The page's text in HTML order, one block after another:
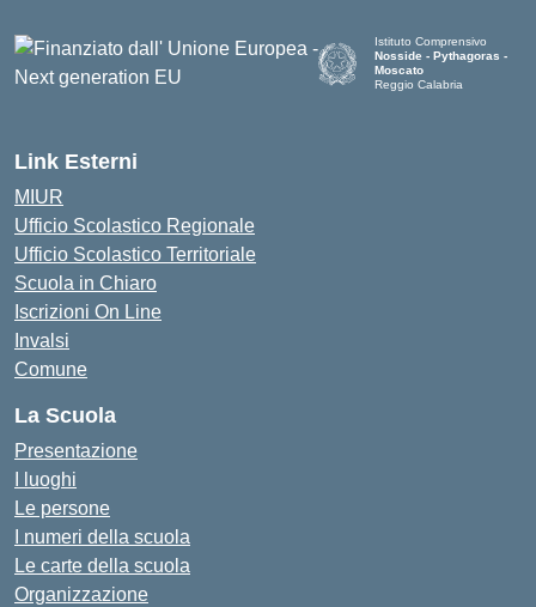
Istituto Comprensivo
Nosside - Pythagoras -
Moscato
Reggio Calabria
Link Esterni
MIUR
Ufficio Scolastico Regionale
Ufficio Scolastico Territoriale
Scuola in Chiaro
Iscrizioni On Line
Invalsi
Comune
La Scuola
Presentazione
I luoghi
Le persone
I numeri della scuola
Le carte della scuola
Organizzazione